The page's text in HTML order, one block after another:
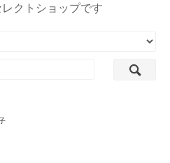
クトショップです